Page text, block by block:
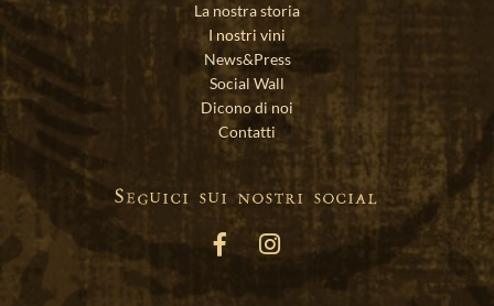
La nostra storia
I nostri vini
News&Press
Social Wall
Dicono di noi
Contatti
Seguici sui nostri social